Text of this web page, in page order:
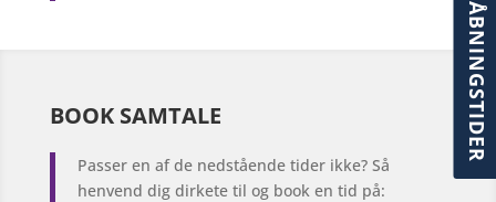
ÅBNINGSTIDER
BOOK SAMTALE
Passer en af de nedstående tider ikke? Så
henvend dig dirkete til og book en tid på: